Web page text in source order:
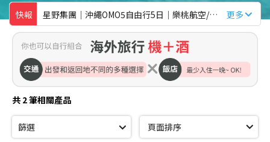
快報
星野集團｜沖繩OMO5自由行5日｜樂桃航空/兩人成行/含稅含行李
《精選促銷》~夢幻帛琉水世界５天(三日出海全覽、干貝城、鯊魚城、玫瑰珊瑚區)
春節包機│贈送兩日租車關島自由行五天四夜趴趴走
泰國清邁｜慢遊雙古城清邁南奔、塔佩門、手作泰式料理、友善大象營5日｜兩人成行
更多
共 2筆相關產品
篩選 頁面排序